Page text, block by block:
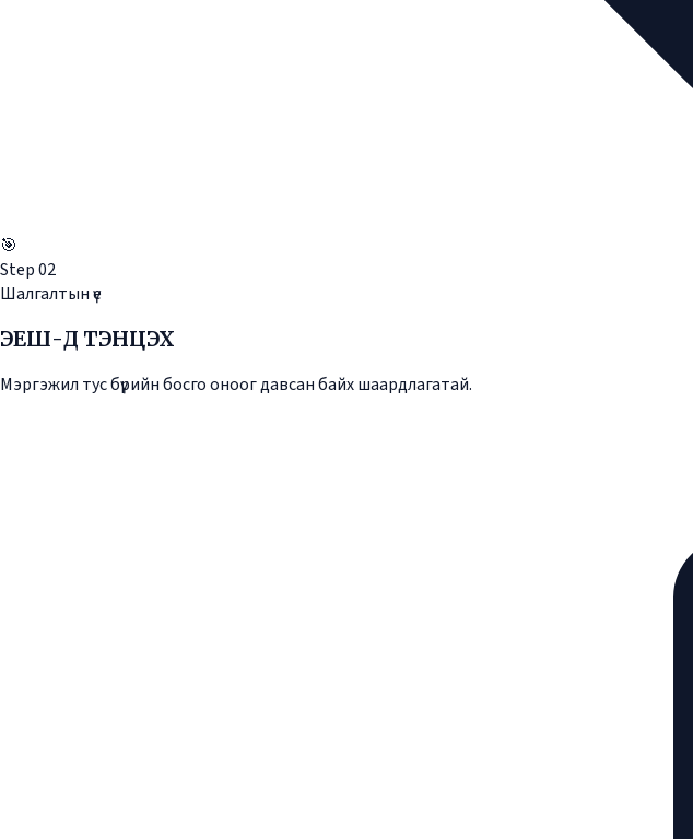
🎯
Step02
Шалгалтын үе
ЭЕШ-Д ТЭНЦЭХ
Мэргэжил тус бүрийн босго оноог давсан байх шаардлагатай.